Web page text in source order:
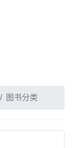
图书分类